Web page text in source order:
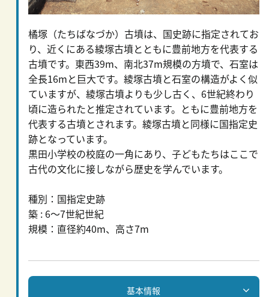
橘塚（たちばなづか）古墳は、国史跡に指定されてお
り、近くにある綾塚古墳とともに豊前地方を代表する
古墳です。東西39m、南北37m規模の方墳で、石室は
全長16mと巨大です。綾塚古墳と石室の構造がよく似
ていますが、綾塚古墳よりも少し古く、6世紀終わり
頃に造られたと推定されています。ともに豊前地方を
代表する古墳とされます。綾塚古墳と同様に国指定史
跡となっています。
黒田小学校の校庭の一角にあり、子どもたちはここで
古代の文化に接しながら歴史を学んでいます。
種別：国指定史跡
築 : 6～7世紀世紀
規模：直径約40m、高さ7m
基本情報